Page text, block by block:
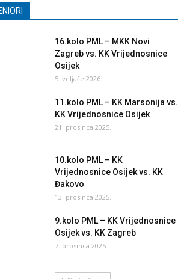
16.kolo PML – MKK Novi
Zagreb vs. KK Vrijednosnice
Osijek
5. veljače 2026.
11.kolo PML – KK Marsonija vs.
KK Vrijednosnice Osijek
21. prosinca 2025.
10.kolo PML – KK
Vrijednosnice Osijek vs. KK
Đakovo
13. prosinca 2025.
9.kolo PML – KK Vrijednosnice
Osijek vs. KK Zagreb
7. prosinca 2025.